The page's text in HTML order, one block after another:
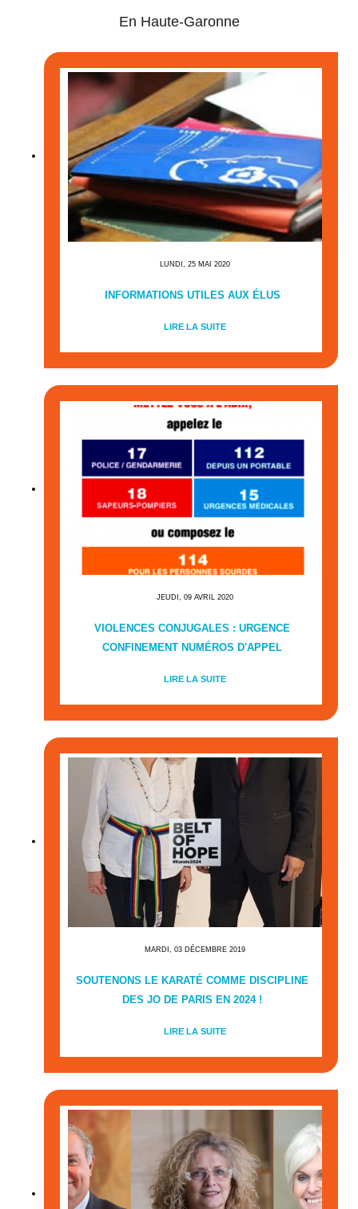
En Haute-Garonne
LUNDI, 25 MAI 2020
INFORMATIONS UTILES AUX ÉLUS
LIRE LA SUITE
JEUDI, 09 AVRIL 2020
VIOLENCES CONJUGALES : URGENCE
CONFINEMENT NUMÉROS D'APPEL
LIRE LA SUITE
MARDI, 03 DÉCEMBRE 2019
SOUTENONS LE KARATÉ COMME DISCIPLINE
DES JO DE PARIS EN 2024 !
LIRE LA SUITE